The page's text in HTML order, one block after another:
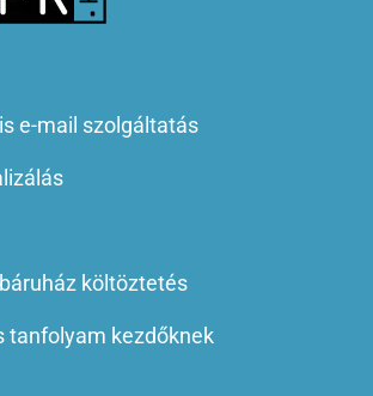
e-mail szolgáltatás
költöztetés
tanfolyam kezdőknek